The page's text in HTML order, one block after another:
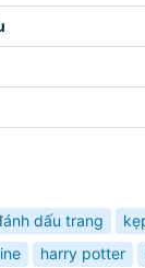
dấu trang
harry potter